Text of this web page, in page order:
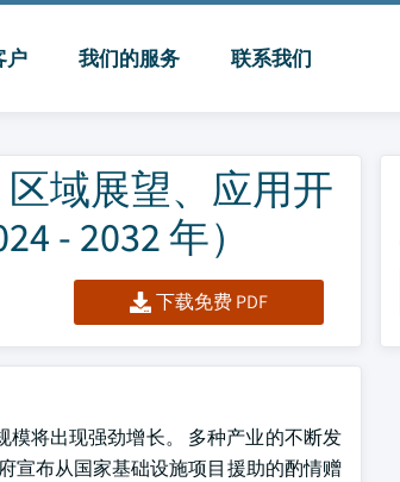
户 我们的服务 联系我们
域展望、应用开
- 2032 年）
下载免费 PDF
模将出现强劲增长。 多种产业的不断发
宣布从国家基础设施项目援助的酌情赠